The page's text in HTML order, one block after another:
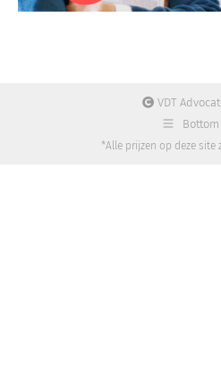
VDT
*Alle prijzen op deze site